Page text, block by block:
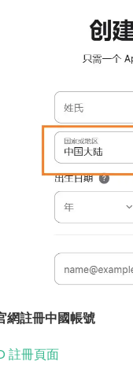
網註冊中國帳號
註冊頁面